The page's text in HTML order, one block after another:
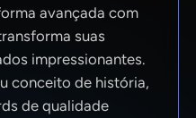
avançada com
suas
impressionantes.
conceito de história,
de qualidade